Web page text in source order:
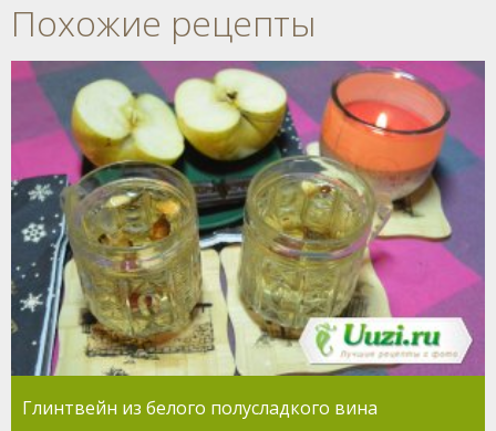
Похожие рецепты
Глинтвейн из белого полусладкого вина